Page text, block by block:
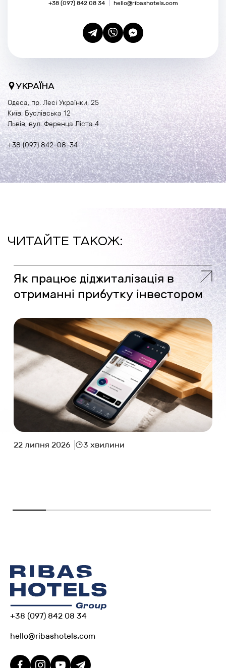
+38 (097) 842 08 34 hello@ribashotels.com
УКРАЇНА
Одеса, пр. Лесі Українки, 25
Київ, Буслівська 12
Львів, вул. Ференца Ліста 4
+38 (097) 842-08-34
ЧИТАЙТЕ ТАКОЖ:
Як працює діджиталізація в
отриманні прибутку інвестором
22 липня 2026 3 хвилини
+38 (097) 842 08 34
hello@ribashotels.com